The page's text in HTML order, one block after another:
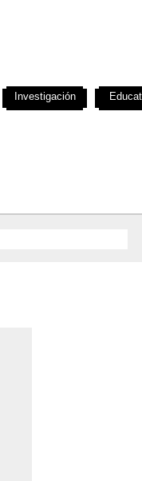
Investigación